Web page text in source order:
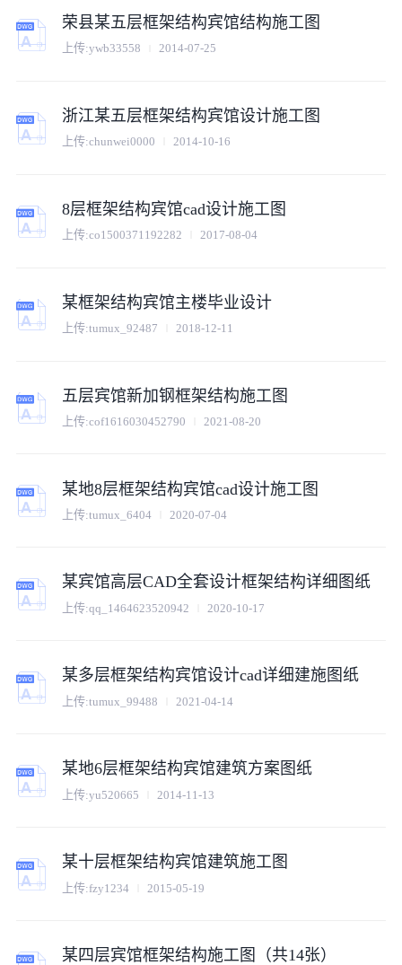
荣县某五层框架结构宾馆结构施工图
上传:ywb33558 2014-07-25
浙江某五层框架结构宾馆设计施工图
上传:chunwei0000 2014-10-16
8层框架结构宾馆cad设计施工图
上传:co1500371192282 2017-08-04
某框架结构宾馆主楼毕业设计
上传:tumux_92487 2018-12-11
五层宾馆新加钢框架结构施工图
上传:cof1616030452790 2021-08-20
某地8层框架结构宾馆cad设计施工图
上传:tumux_6404 2020-07-04
某宾馆高层CAD全套设计框架结构详细图纸
上传:qq_1464623520942 2020-10-17
某多层框架结构宾馆设计cad详细建施图纸
上传:tumux_99488 2021-04-14
某地6层框架结构宾馆建筑方案图纸
上传:yu520665 2014-11-13
某十层框架结构宾馆建筑施工图
上传:fzy1234 2015-05-19
某四层宾馆框架结构施工图（共14张）